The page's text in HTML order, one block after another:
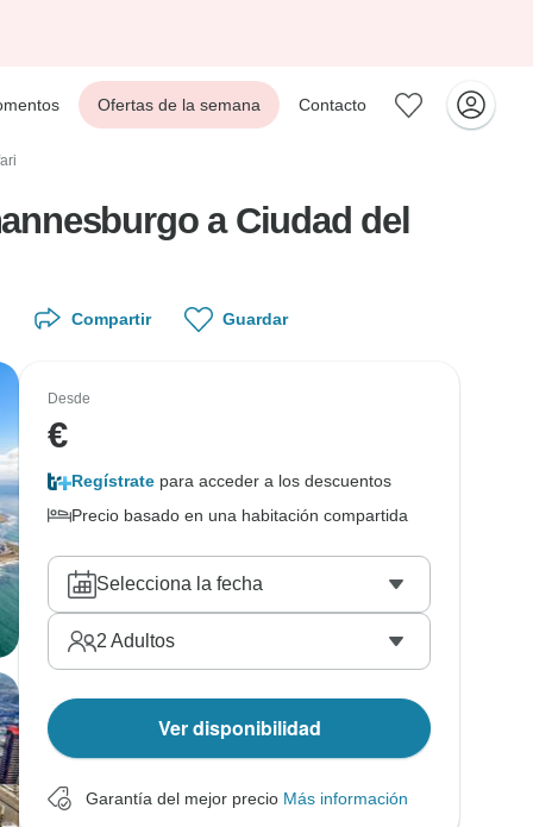
Ofertas de la semana Contacto
a Ciudad del
Compartir Guardar
Desde
€
Regístrate para acceder a los descuentos
Precio basado en una habitación compartida
Selecciona la fecha
2 Adultos
Ver disponibilidad
Garantía del mejor precio Más información